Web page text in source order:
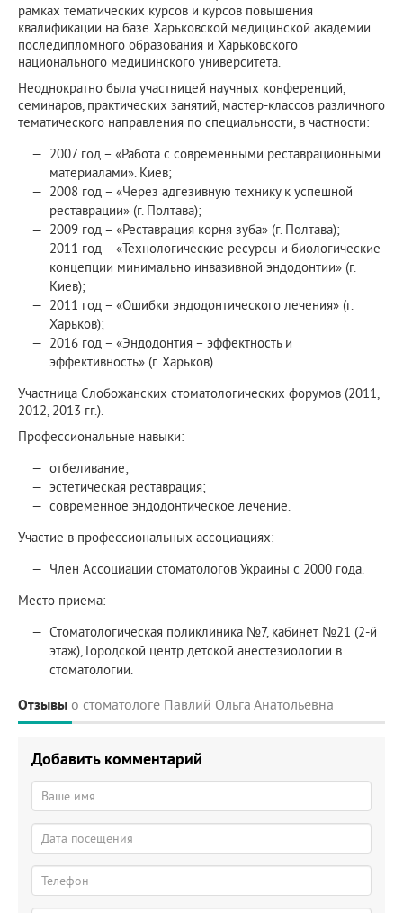
рамках тематических курсов и курсов повышения
квалификации на базе Харьковской медицинской академии
последипломного образования и Харьковского
национального медицинского университета.
Неоднократно была участницей научных конференций,
семинаров, практических занятий, мастер-классов различного
тематического направления по специальности, в частности:
2007 год – «Работа с современными реставрационными
материалами». Киев;
2008 год – «Через адгезивную технику к успешной
реставрации» (г. Полтава);
2009 год – «Реставрация корня зуба» (г. Полтава);
2011 год – «Технологические ресурсы и биологические
концепции минимально инвазивной эндодонтии» (г.
Киев);
2011 год – «Ошибки эндодонтического лечения» (г.
Харьков);
2016 год – «Эндодонтия – эффектность и
эффективность» (г. Харьков).
Участница Слобожанских стоматологических форумов (2011,
2012, 2013 гг.).
Профессиональные навыки:
отбеливание;
эстетическая реставрация;
современное эндодонтическое лечение.
Участие в профессиональных ассоциациях:
Член Ассоциации стоматологов Украины с 2000 года.
Место приема:
Стоматологическая поликлиника №7, кабинет №21 (2-й
этаж), Городской центр детской анестезиологии в
стоматологии.
Отзывы о стоматологе Павлий Ольга Анатольевна
Добавить комментарий